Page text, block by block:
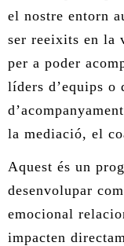
ÁREA ONLINE
el nostre entorn
ser reeixits en la
per a poder
líders d’equips o
la mediació, el
Aquest és un
desenvolupar
emocional
impacten